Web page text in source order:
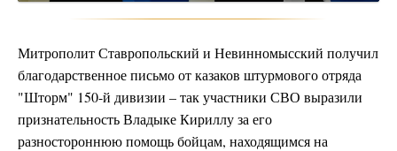
Митрополит Ставропольский и Невинномысский получил
благодарственное письмо от казаков штурмового отряда
"Шторм" 150-й дивизии – так участники СВО выразили
признательность Владыке Кириллу за его
разностороннюю помощь бойцам, находящимся на